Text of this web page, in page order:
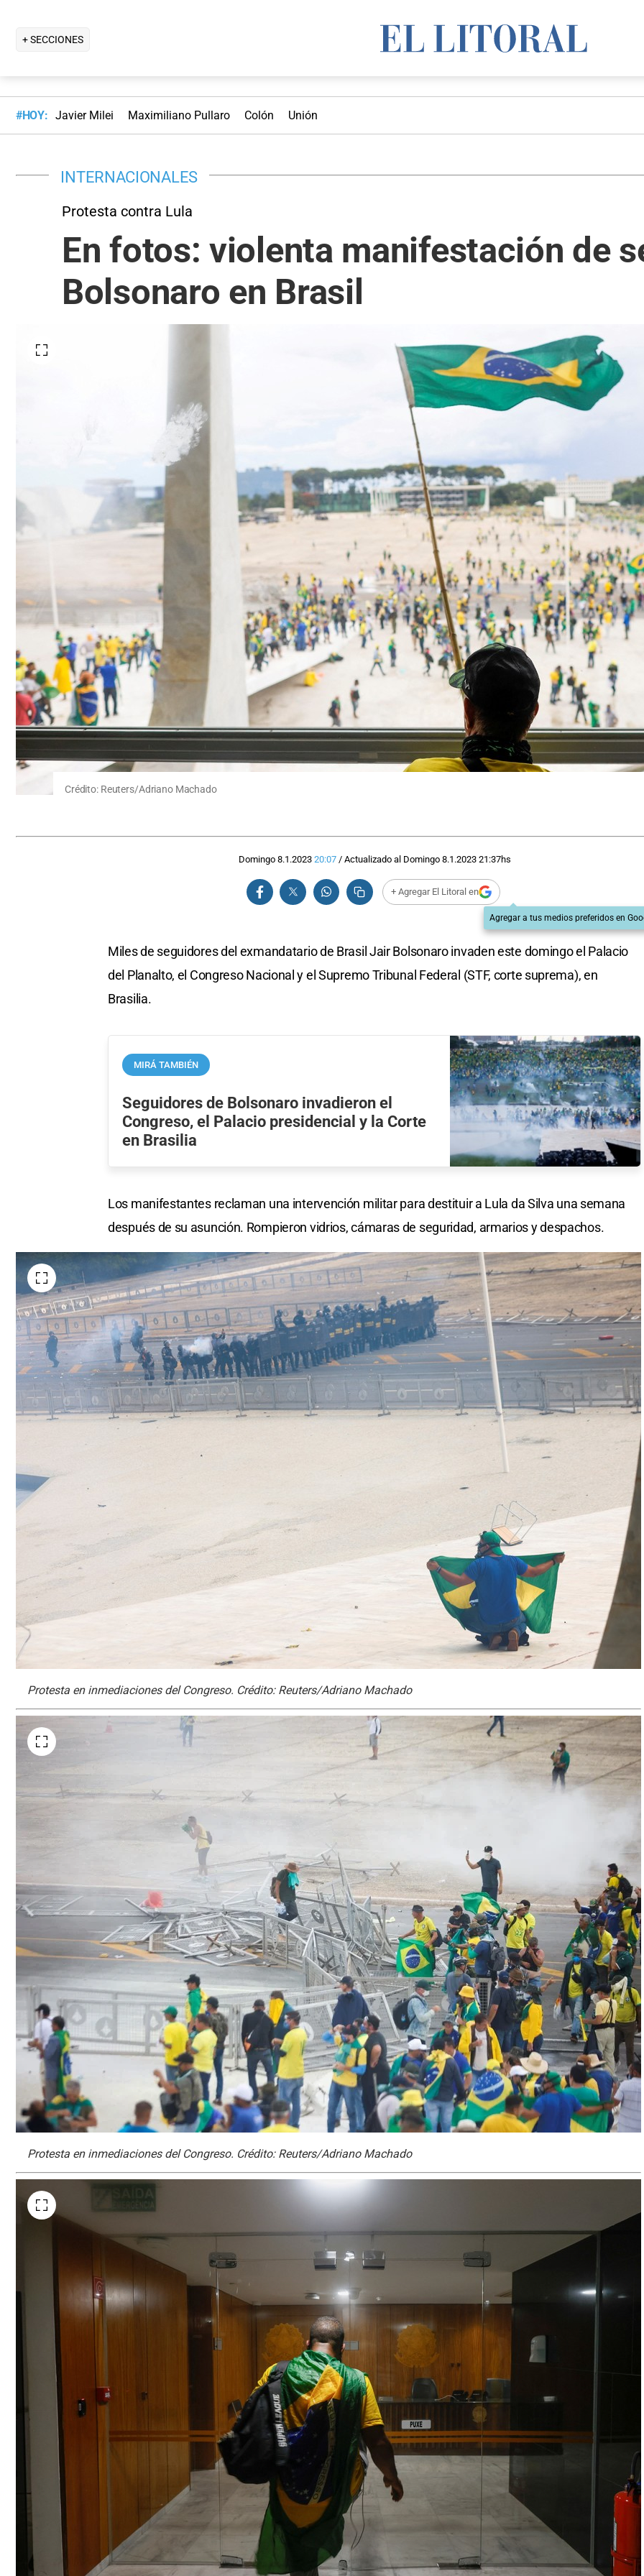
+ SECCIONES
#HOY: Javier Milei Maximiliano Pullaro Colón Unión
INTERNACIONALES
Protesta contra Lula
En fotos: violenta manifestación de
Bolsonaro en Brasil
Crédito: Reuters/Adriano Machado
Domingo 8.1.2023 20:07/ Actualizado al Domingo 8.1.2023 21:37hs
+ Agregar El Litoral en
Agregar a tus medios preferidos en
Miles de seguidores del exmandatario de Brasil Jair Bolsonaro invaden este domingo el Palacio
del Planalto, el Congreso Nacional y el Supremo Tribunal Federal (STF, corte suprema), en
Brasilia.
MIRÁ TAMBIÉN
Seguidores de Bolsonaro invadieron el
Congreso, el Palacio presidencial y la Corte
en Brasilia
Los manifestantes reclaman una intervención militar para destituir a Lula da Silva una semana
después de su asunción. Rompieron vidrios, cámaras de seguridad, armarios y despachos.
Protesta en inmediaciones del Congreso. Crédito: Reuters/Adriano Machado
Protesta en inmediaciones del Congreso. Crédito: Reuters/Adriano Machado